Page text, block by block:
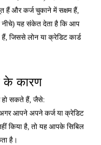
हैं और कर्ज चुकाने में सक्षम हैं,
नीचे) यह संकेत देता है कि आप
जिससे लोन या क्रेडिट कार्ड
के कारण
हो सकते हैं, जैसे:
आपने अपने कर्ज या क्रेडिट
किया है, तो यह आपके सिबिल
है।